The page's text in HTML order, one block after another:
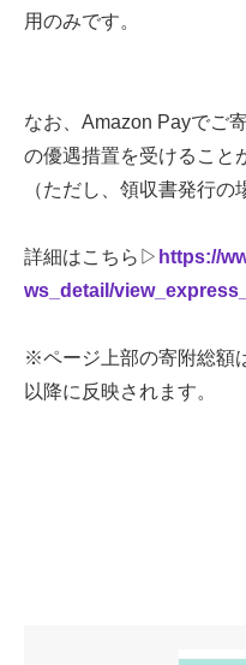
用のみです。
なお、Amazon Payでご
の優遇措置を受けること
（ただし、領収書発行の
詳細はこちら▷ https://
ws_detail/
※ページ上部の寄附総額
以降に反映されます。